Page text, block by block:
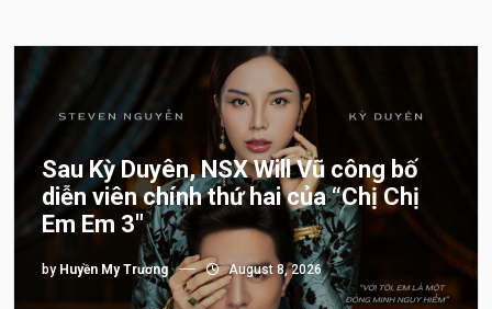
Sau Kỳ Duyên, NSX Will Vũ công bố
diễn viên chính thứ hai của “Chị Chị
Em Em 3″
by Huyền My Trương August 8, 2026